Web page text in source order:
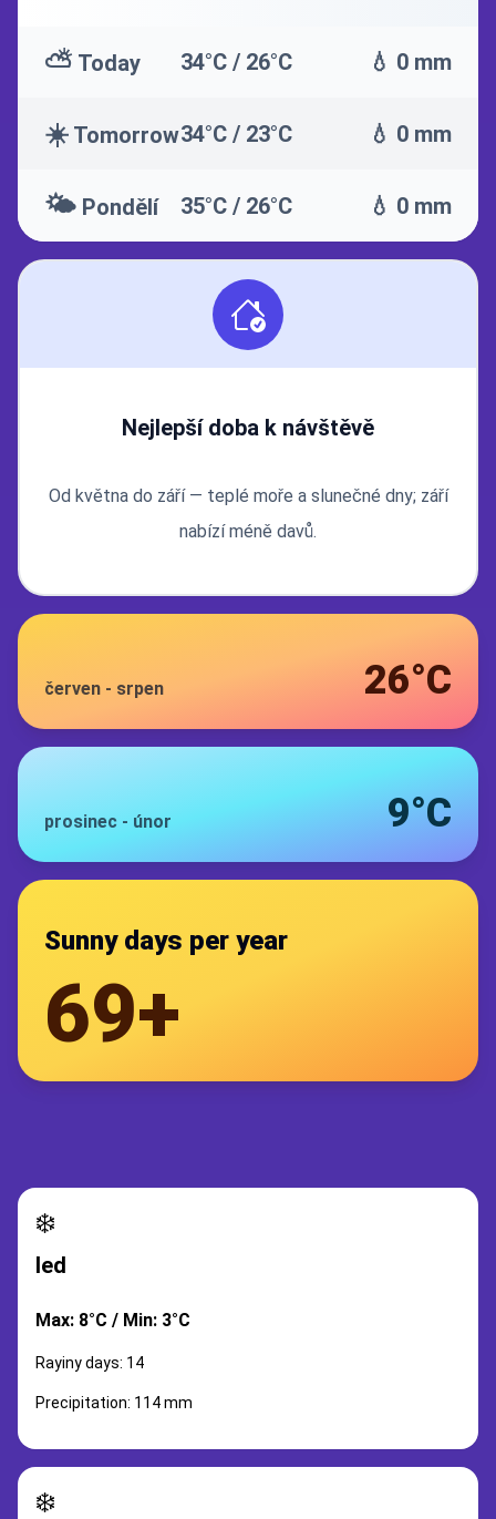
⛅ Today 34°C / 26°C 💧 0 mm
☀️ Tomorrow34°C / 23°C 💧 0 mm
🌤️ Pondělí 35°C / 26°C 💧 0 mm
Nejlepší doba k návštěvě
Od května do září — teplé moře a slunečné dny; září
nabízí méně davů.
červen - srpen 26°C
prosinec - únor 9°C
Sunny days per year
69+
❄️
led
Max: 8°C / Min: 3°C
Rayiny days: 14
Precipitation: 114 mm
❄️